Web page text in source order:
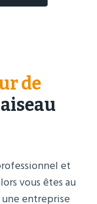
de
et
vous êtes au
entreprise